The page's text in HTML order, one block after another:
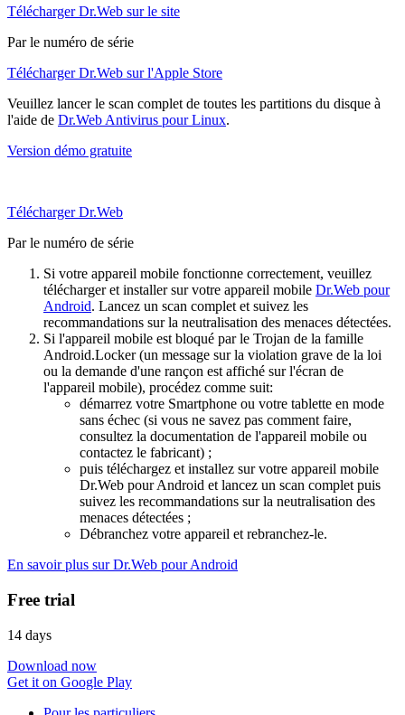
Télécharger Dr.Web sur le site
Par le numéro de série
Télécharger Dr.Web sur l'Apple Store
Veuillez lancer le scan complet de toutes les partitions du disque à
l'aide de Dr.Web Antivirus pour Linux.
Version démo gratuite
Télécharger Dr.Web
Par le numéro de série
Si votre appareil mobile fonctionne correctement, veuillez
télécharger et installer sur votre appareil mobile Dr.Web pour
Android. Lancez un scan complet et suivez les
recommandations sur la neutralisation des menaces détectées.
Si l'appareil mobile est bloqué par le Trojan de la famille
Android.Locker (un message sur la violation grave de la loi
ou la demande d'une rançon est affiché sur l'écran de
l'appareil mobile), procédez comme suit:
démarrez votre Smartphone ou votre tablette en mode
sans échec (si vous ne savez pas comment faire,
consultez la documentation de l'appareil mobile ou
contactez le fabricant) ;
puis téléchargez et installez sur votre appareil mobile
Dr.Web pour Android et lancez un scan complet puis
suivez les recommandations sur la neutralisation des
menaces détectées ;
Débranchez votre appareil et rebranchez-le.
En savoir plus sur Dr.Web pour Android
Free trial
14 days
Download now
Get it on Google Play